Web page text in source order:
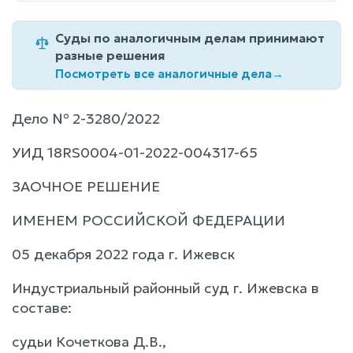
Суды по аналогичным делам принимают
разные решения
Посмотреть все аналогичные дела→
Дело № 2-3280/2022
УИД 18RS0004-01-2022-004317-65
ЗАОЧНОЕ РЕШЕНИЕ
ИМЕНЕМ РОССИЙСКОЙ ФЕДЕРАЦИИ
05 декабря 2022 года г. Ижевск
Индустриальный районный суд г. Ижевска в
составе:
судьи Кочеткова Д.В.,